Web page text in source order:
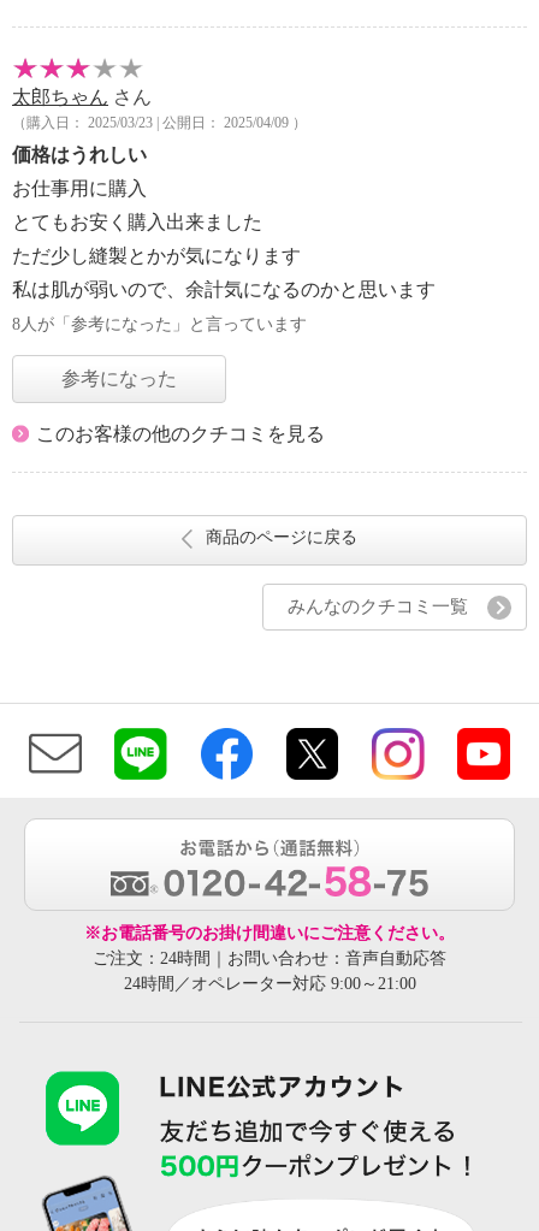
太郎ちゃん さん
（購入日： 2025/03/23 | 公開日： 2025/04/09 ）
価格はうれしい
お仕事用に購入
とてもお安く購入出来ました
ただ少し縫製とかが気になります
私は肌が弱いので、余計気になるのかと思います
8人が「参考になった」と言っています
参考になった
このお客様の他のクチコミを見る
商品のページに戻る
みんなのクチコミ一覧
※お電話番号のお掛け間違いにご注意ください。
ご注文：24時間｜お問い合わせ：音声自動応答
24時間／オペレーター対応 9:00～21:00